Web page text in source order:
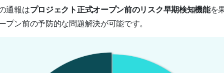
通報はプロジェクト正式オープン前のリスク早期検知機能を
プン前の予防的な問題解決が可能です。